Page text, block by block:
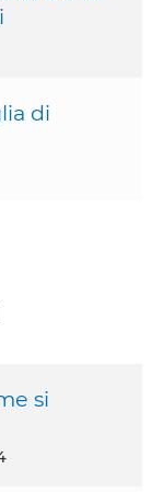
di
si